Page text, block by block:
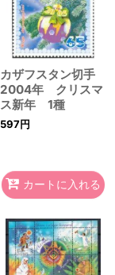
カザフスタン切手
2004年 クリスマ
ス新年 1種
597円
カートに入れる